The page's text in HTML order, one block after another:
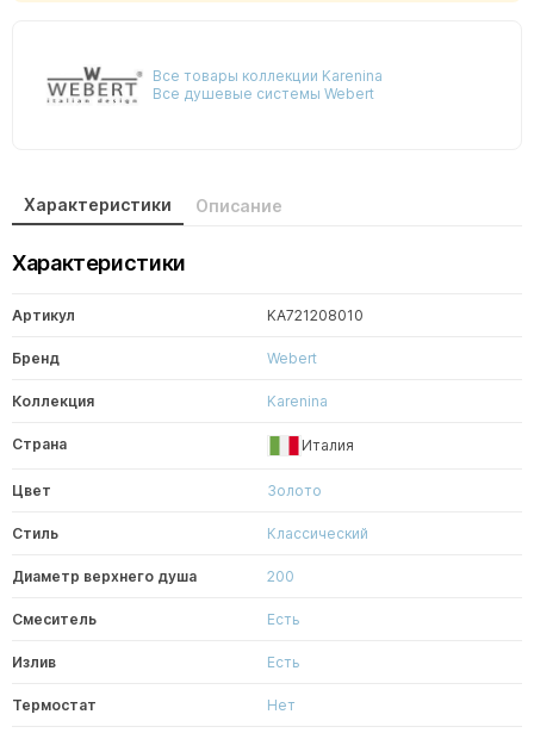
Все товары коллекции Karenina
Все душевые системы Webert
Характеристики Описание
Характеристики
Артикул KA721208010
Бренд Webert
Коллекция Karenina
Страна Италия
Цвет Золото
Стиль Классический
Диаметр верхнего душа 200
Смеситель Есть
Излив Есть
Термостат Нет